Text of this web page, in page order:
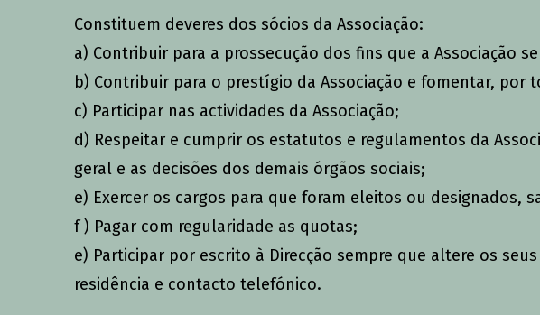
Constituem deveres dos sócios da Associação:
a) Contribuir para a prossecução dos fins que a Associação
b) Contribuir para o prestígio da Associação e fomentar,
c) Participar nas actividades da Associação;
d) Respeitar e cumprir os estatutos e regulamentos da
geral e as decisões dos demais órgãos sociais;
e) Exercer os cargos para que foram eleitos ou designados,
f ) Pagar com regularidade as quotas;
e) Participar por escrito à Direcção sempre que altere os
residência e contacto telefónico.